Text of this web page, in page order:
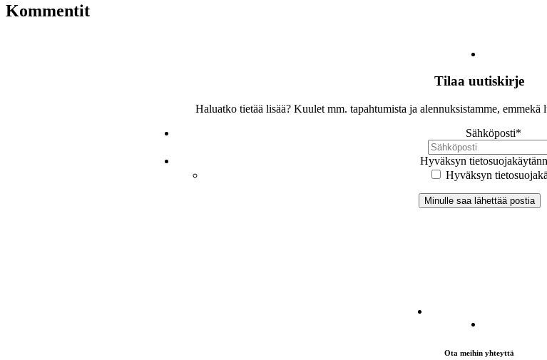
Kommentit
Tilaa uutiskirje
Haluatko tietää lisää? Kuulet mm. tapahtumista ja alennuksistamme,
Sähköposti*
Hyväksyn
Hyväksyn
Ota meihin yhteyttä